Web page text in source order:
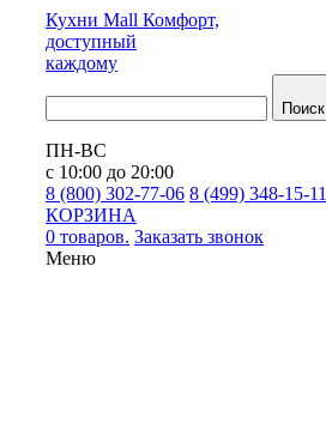
Кухни Mall Комфорт,
доступный
каждому
Поиск
ПН-ВС
с 10:00 до 20:00
8 (800) 302-77-06 8 (499) 348-15-11
КОРЗИНА
0 товаров. Заказать звонок
Меню